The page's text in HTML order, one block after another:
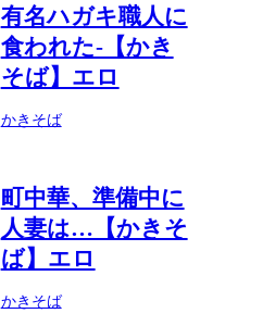
有名ハガキ職人に
食われた-【かき
そば】エロ
かきそば
町中華、準備中に
人妻は…【かきそ
ば】エロ
かきそば